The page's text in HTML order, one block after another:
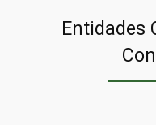
Entidades